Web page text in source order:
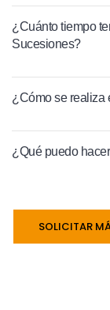
¿Cuánto tiempo
Sucesiones?
¿Cómo se realiza
¿Qué puedo
SOLICITAR